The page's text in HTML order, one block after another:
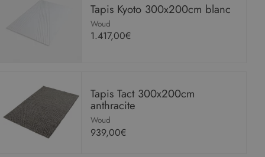
Tapis Kyoto 300x200cm blanc
Woud
1.417,00€
Tapis Tact 300x200cm
anthracite
Woud
939,00€